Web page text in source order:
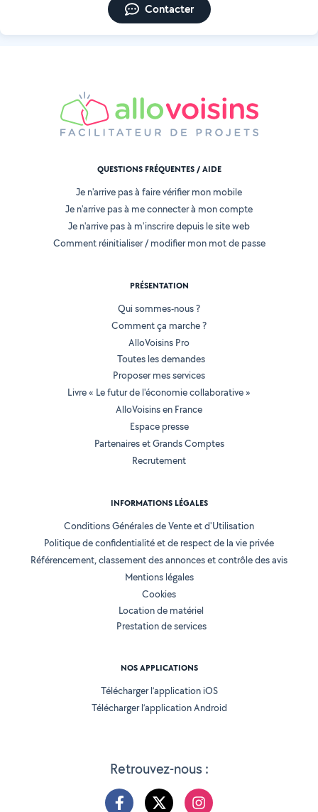
Contacter
Retrouvez-nous :
QUESTIONS FRÉQUENTES / AIDE
Je n'arrive pas à faire vérifier mon mobile
Je n'arrive pas à me connecter à mon compte
Je n'arrive pas à m'inscrire depuis le site web
Comment réinitialiser / modifier mon mot de passe
PRÉSENTATION
Qui sommes-nous ?
Comment ça marche ?
AlloVoisins Pro
Toutes les demandes
Proposer mes services
Livre « Le futur de l'économie collaborative »
AlloVoisins en France
Espace presse
Partenaires et Grands Comptes
Recrutement
INFORMATIONS LÉGALES
Conditions Générales de Vente et d'Utilisation
Politique de confidentialité et de respect de la vie privée
Référencement, classement des annonces et contrôle des avis
Mentions légales
Cookies
Location de matériel
Prestation de services
NOS APPLICATIONS
Télécharger l’application iOS
Télécharger l’application Android